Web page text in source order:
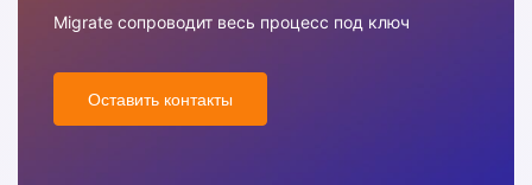
Migrate сопроводит весь процесс под ключ
Оставить контакты